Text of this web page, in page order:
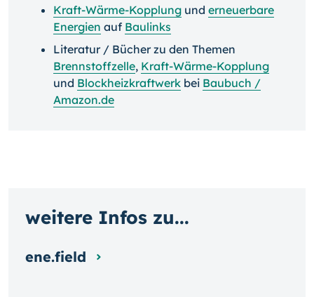
Kraft-Wärme-Kopplung und erneuerbare
Energien auf Baulinks
Literatur / Bücher zu den Themen
Brennstoffzelle, Kraft-Wärme-Kopplung
und Blockheizkraftwerk bei Baubuch /
Amazon.de
weitere Infos zu...
ene.field